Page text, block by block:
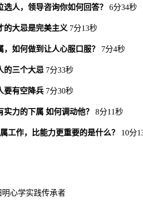
选人，领导咨询你如何回答？
6分34秒
的大忌是完美主义 7分13秒
，如何做到让人心服口服？
7分4秒
的三个大忌 7分33秒
要有空降兵 7分30秒
力的下属 如何调动他？
8分11秒
工作，比能力更重要的是什么？
10分
明心学实践传承者